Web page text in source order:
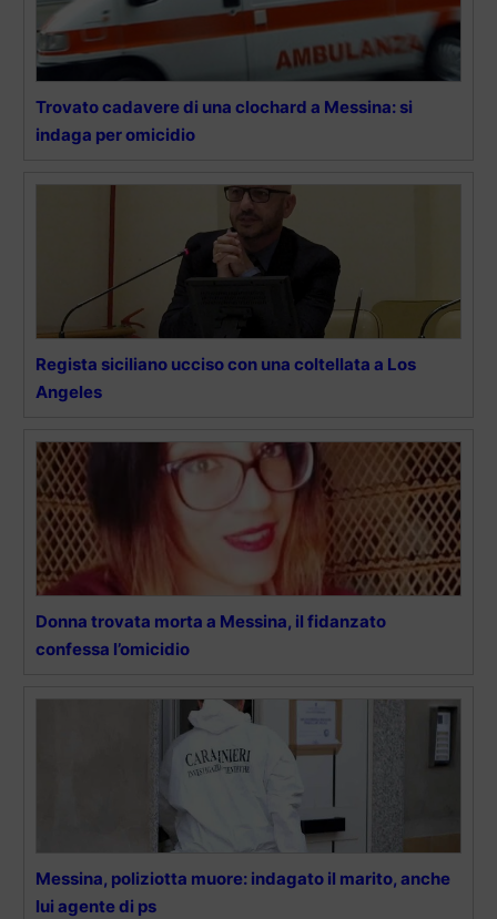
Trovato cadavere di una clochard a Messina: si
indaga per omicidio
Regista siciliano ucciso con una coltellata a Los
Angeles
Donna trovata morta a Messina, il fidanzato
confessa l’omicidio
Messina, poliziotta muore: indagato il marito, anche
lui agente di ps